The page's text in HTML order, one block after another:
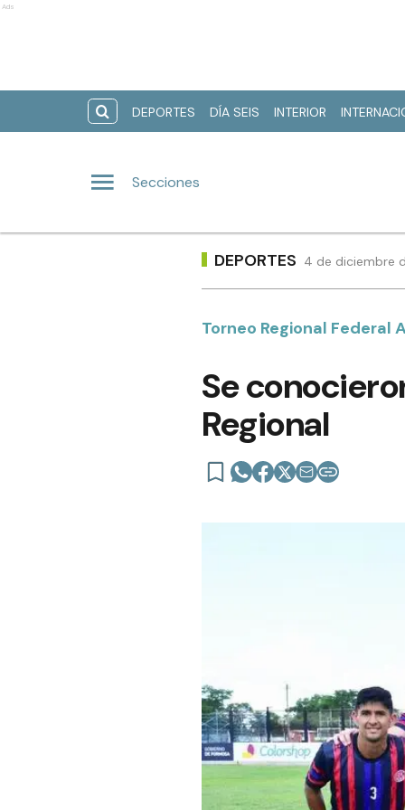
Ads
DEPORTES DÍA SEIS INTERIOR
Secciones
DEPORTES 4 de diciembre
Torneo Regional Federal
Se
Regional